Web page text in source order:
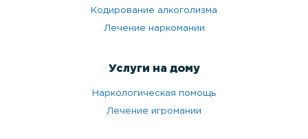
Кодирование алкоголизма
Лечение наркомании
Услуги на дому
Наркологическая помощь
Лечение игромании